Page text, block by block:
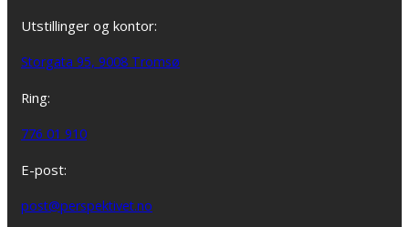
Utstillinger og kontor:
Storgata 95, 9008 Tromsø
Ring:
776 01 910
E-post:
post@perspektivet.no